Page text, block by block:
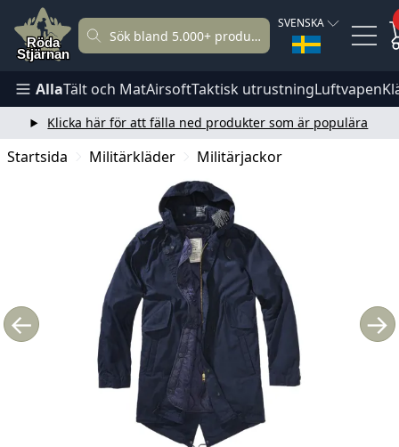
SVENSKA
AllaTält och MatAirsoftTaktisk utrustningLuftvapen
Klicka här för att fälla ned produkter som är populära
Startsida Militärkläder Militärjackor
← →